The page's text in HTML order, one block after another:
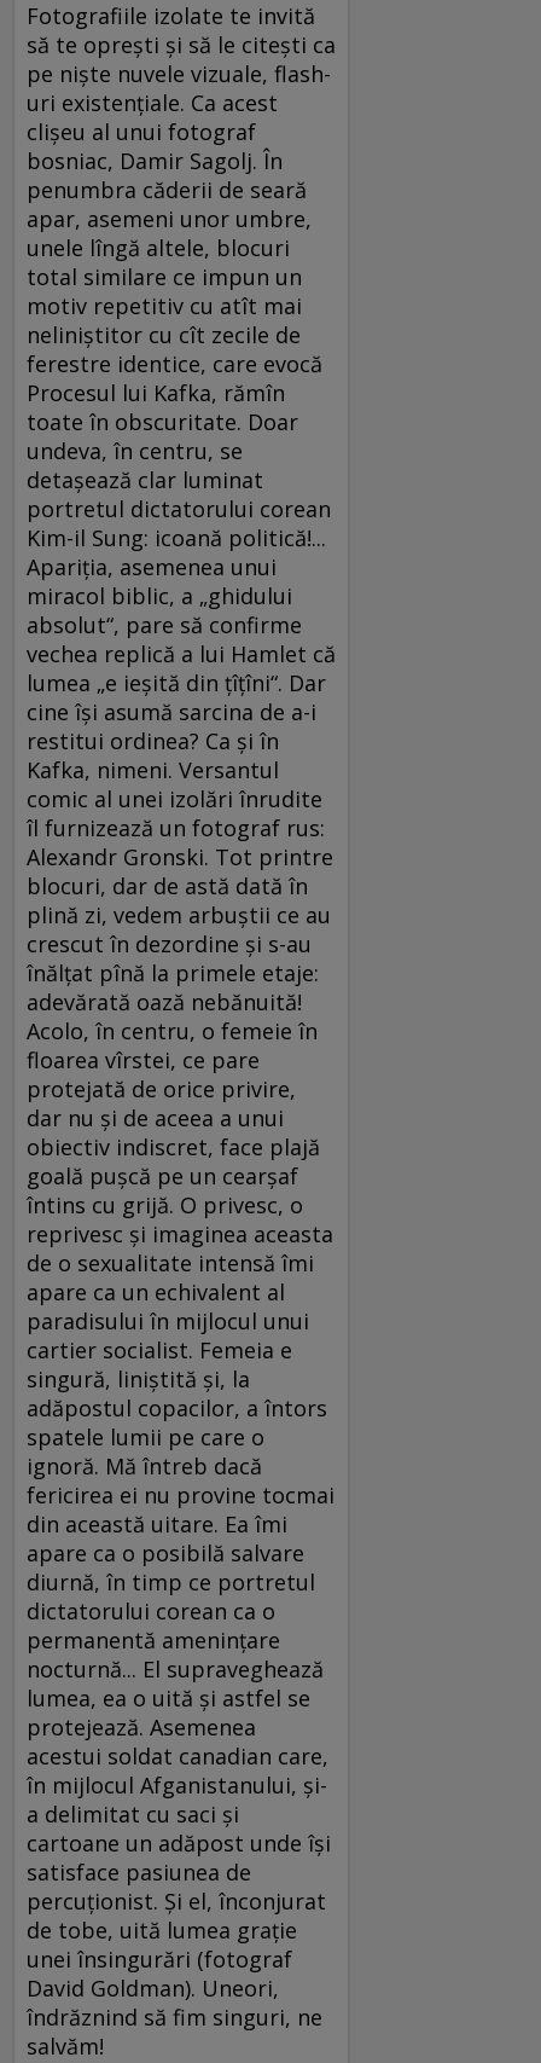
Fotografiile izolate te invită
să te opreşti şi să le citeşti ca
pe nişte nuvele vizuale, flash-
uri existenţiale. Ca acest
clişeu al unui fotograf
bosniac, Damir Sagolj. În
penumbra căderii de seară
apar, asemeni unor umbre,
unele lîngă altele, blocuri
total similare ce impun un
motiv repetitiv cu atît mai
neliniştitor cu cît zecile de
ferestre identice, care evocă
Procesul lui Kafka, rămîn
toate în obscuritate. Doar
undeva, în centru, se
detaşează clar luminat
portretul dictatorului corean
Kim-il Sung: icoană politică!...
Apariţia, asemenea unui
miracol biblic, a „ghidului
absolut“, pare să confirme
vechea replică a lui Hamlet că
lumea „e ieşită din ţîţîni“. Dar
cine îşi asumă sarcina de a-i
restitui ordinea? Ca şi în
Kafka, nimeni. Versantul
comic al unei izolări înrudite
îl furnizează un fotograf rus:
Alexandr Gronski. Tot printre
blocuri, dar de astă dată în
plină zi, vedem arbuştii ce au
crescut în dezordine şi s-au
înălţat pînă la primele etaje:
adevărată oază nebănuită!
Acolo, în centru, o femeie în
floarea vîrstei, ce pare
protejată de orice privire,
dar nu şi de aceea a unui
obiectiv indiscret, face plajă
goală puşcă pe un cearşaf
întins cu grijă. O privesc, o
reprivesc şi imaginea aceasta
de o sexualitate intensă îmi
apare ca un echivalent al
paradisului în mijlocul unui
cartier socialist. Femeia e
singură, liniştită şi, la
adăpostul copacilor, a întors
spatele lumii pe care o
ignoră. Mă întreb dacă
fericirea ei nu provine tocmai
din această uitare. Ea îmi
apare ca o posibilă salvare
diurnă, în timp ce portretul
dictatorului corean ca o
permanentă ameninţare
nocturnă... El supraveghează
lumea, ea o uită şi astfel se
protejează. Asemenea
acestui soldat canadian care,
în mijlocul Afganistanului, şi-
a delimitat cu saci şi
cartoane un adăpost unde îşi
satisface pasiunea de
percuţionist. Şi el, înconjurat
de tobe, uită lumea graţie
unei însingurări (fotograf
David Goldman). Uneori,
îndrăznind să fim singuri, ne
salvăm!